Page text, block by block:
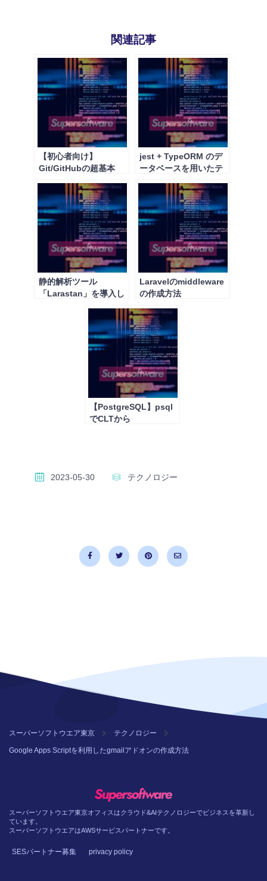
関連記事
【初心者向け】
Git/GitHubの超基本
jest + TypeORM のデ
ータベースを用いたテ
静的解析ツール
「Larastan」を導入し
Laravelのmiddleware
の作成方法
【PostgreSQL】psql
でCLTから
2023-05-30 テクノロジー
スーパーソフトウエア東京 テクノロジー
Google Apps Scriptを利用したgmailアドオンの作成方法
スーパーソフトウエア東京オフィスはクラウド&AIテクノロジーでビジネスを革新し
ています。
スーパーソフトウエアはAWSサービスパートナーです。
SESパートナー募集 privacy policy